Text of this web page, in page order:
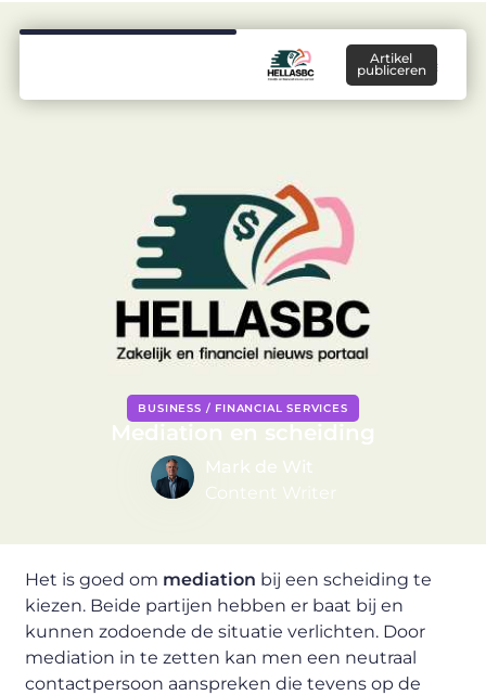
Artikel
publiceren
BUSINESS / FINANCIAL SERVICES
Mediation en scheiding
Mark de Wit
Content Writer
Het is goed om mediation bij een scheiding te
kiezen. Beide partijen hebben er baat bij en
kunnen zodoende de situatie verlichten. Door
mediation in te zetten kan men een neutraal
contactpersoon aanspreken die tevens op de